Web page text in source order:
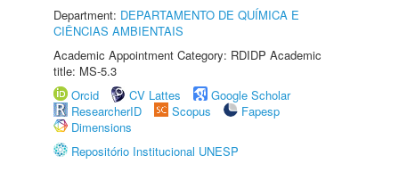
Department: DEPARTAMENTO DE QUÍMICA E
CIÊNCIAS AMBIENTAIS
Academic Appointment Category: RDIDP Academic
title: MS-5.3
Orcid
CV Lattes
Google Scholar
ResearcherID
Scopus
Fapesp
Dimensions
Repositório Institucional UNESP